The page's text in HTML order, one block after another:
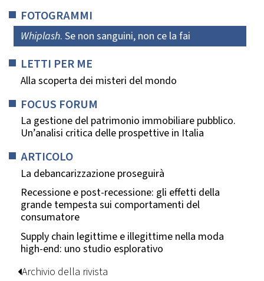
FOTOGRAMMI
Whiplash. Se non sanguini, non ce la fai
LETTI PER ME
Alla scoperta dei misteri del mondo
FOCUS FORUM
La gestione del patrimonio immobiliare pubblico.
Un’analisi critica delle prospettive in Italia
ARTICOLO
La debancarizzazione proseguirà
Recessione e post-recessione: gli effetti della
grande tempesta sui comportamenti del
consumatore
Supply chain legittime e illegittime nella moda
high-end: uno studio esplorativo
Archivio della rivista